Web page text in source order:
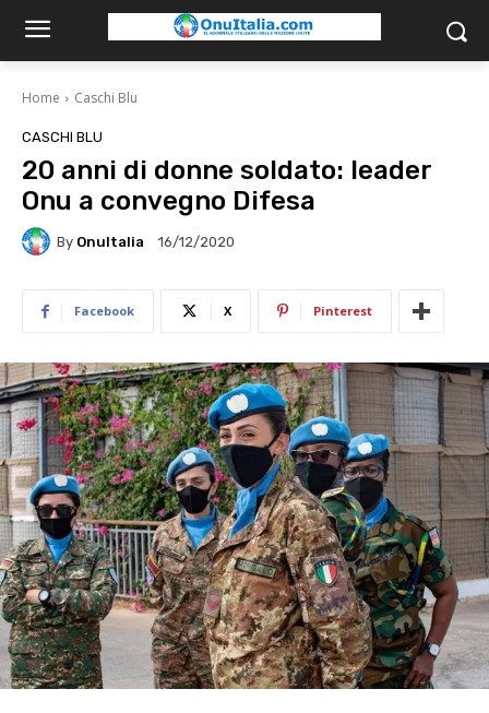
Home Caschi Blu
CASCHI BLU
20 anni di donne soldato: leader
Onu a convegno Difesa
By OnuItalia 16/12/2020
Facebook X Pinterest